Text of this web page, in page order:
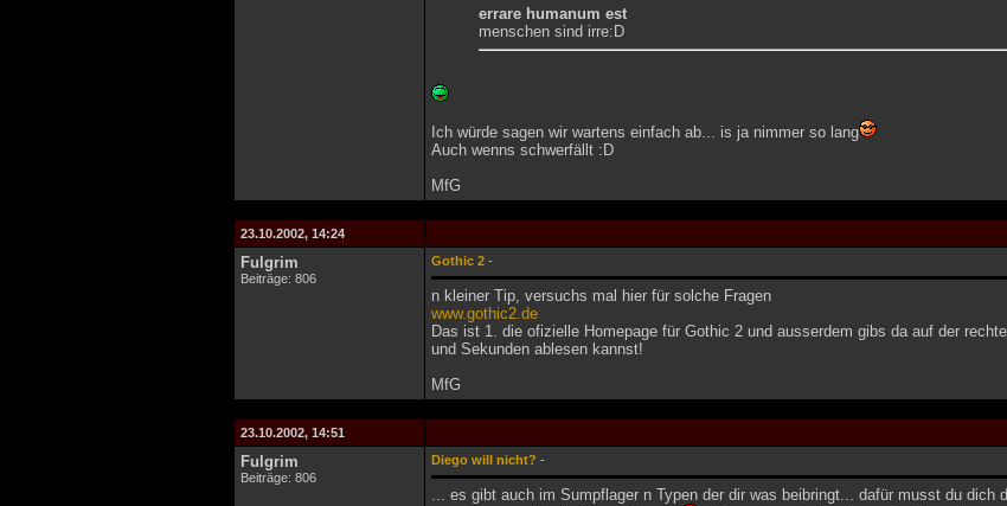
errare humanum est
menschen sind irre:D
Ich würde sagen wir wartens einfach ab... is ja nimmer so lang
Auch wenns schwerfällt :D
MfG
23.10.2002, 14:24
Fulgrim
Beiträge: 806
Gothic 2 -
n kleiner Tip, versuchs mal hier für solche Fragen
www.gothic2.de
Das ist 1. die ofizielle Homepage für Gothic 2 und ausserdem gibs da auf der
und Sekunden ablesen kannst!
MfG
23.10.2002, 14:51
Fulgrim
Beiträge: 806
Diego will nicht? -
... es gibt auch im Sumpflager n Typen der dir was beibringt... dafür musst du dich